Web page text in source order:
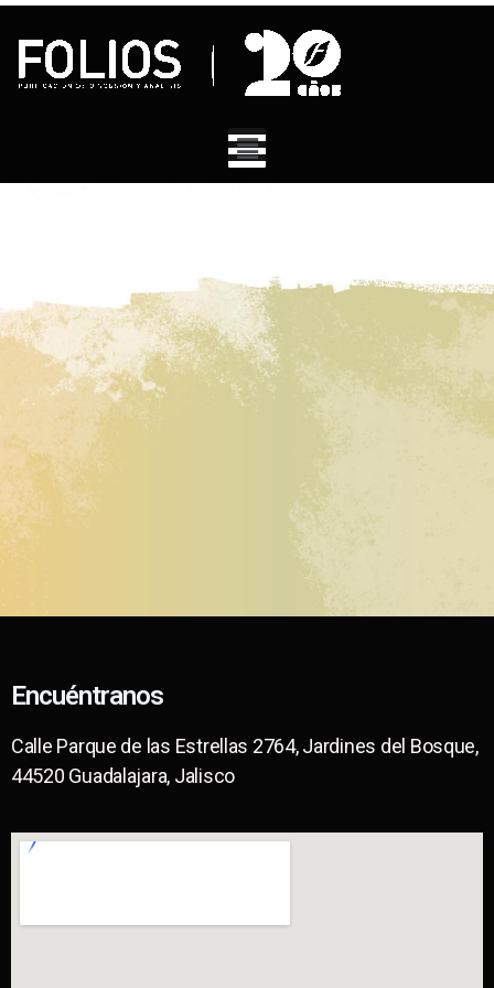
Encuéntranos
Calle Parque de las Estrellas 2764, Jardines del Bosque,
44520 Guadalajara, Jalisco